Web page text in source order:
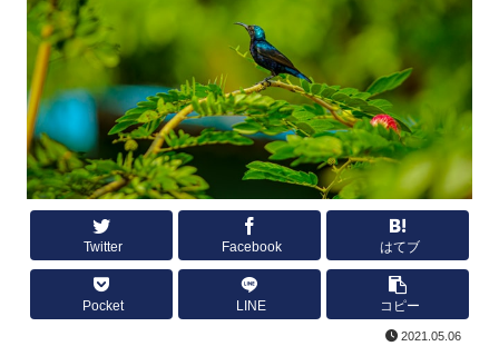
Twitter Facebook はてブ
Pocket LINE コピー
2021.05.06